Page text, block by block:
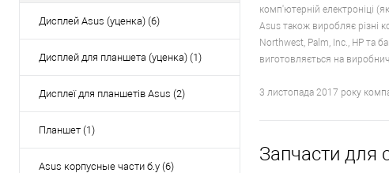
Дисплей Asus (уценка) (6)
Дисплей для планшета (уценка) (1)
Дисплеї для планшетів Asus (2)
Планшет (1)
Asus корпусные части б.у (6)
комп'ютерній електроніці
Asus також виробляє різні
Northwest, Palm, Inc., HP та
виготовляється на
3 листопада 2017 року
Запчасти для